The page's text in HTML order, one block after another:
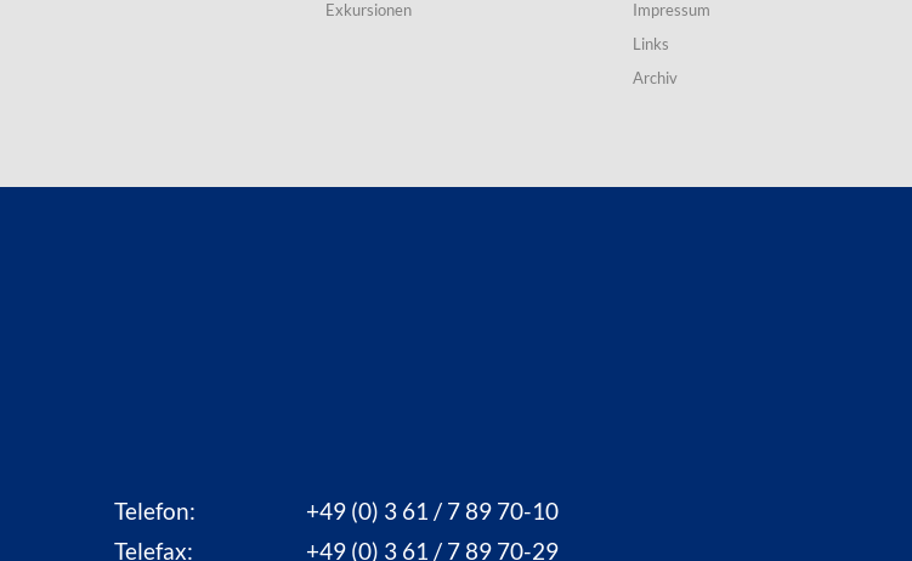
Exkursionen
Impressum
Links
Archiv
Telefon:
+49 (0) 3 61 / 7 89 70-10
Telefax:
+49 (0) 3 61 / 7 89 70-29